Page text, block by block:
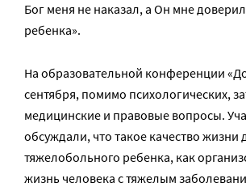
Бог меня не наказал, а Он мне
ребенка».
На образовательной конференции
сентября, помимо психологических,
медицинские и правовые вопросы.
обсуждали, что такое качество жизни
тяжелобольного ребенка, как
жизнь человека с тяжелым